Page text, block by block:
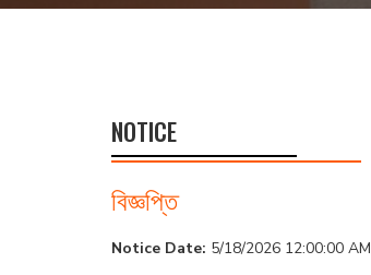
NOTICE
বিজ্ঞপ্তি
Notice Date: 5/18/2026 12:00:00 AM